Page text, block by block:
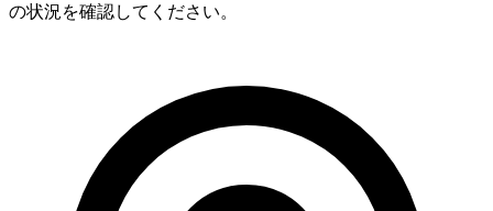
の状況を確認してください。